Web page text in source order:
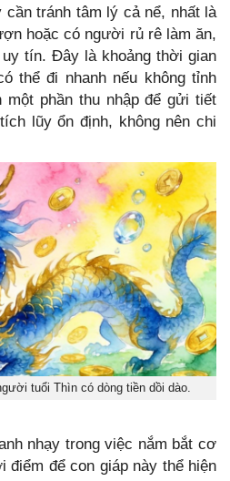
cần tránh tâm lý cả nể, nhất là
hoặc có người rủ rê làm ăn,
tín. Đây là khoảng thời gian
thể đi nhanh nếu không tỉnh
một phần thu nhập để gửi tiết
lũy ổn định, không nên chi
tuổi Thìn có dòng tiền dồi dào.
nhạy trong việc nắm bắt cơ
điểm để con giáp này thể hiện